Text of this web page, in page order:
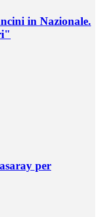
in Nazionale.
per